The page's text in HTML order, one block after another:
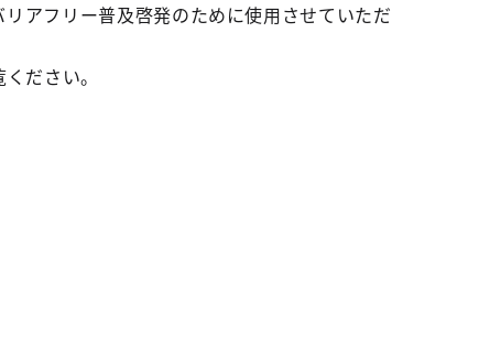
アフリー普及啓発のために使用させていただ
ださい。